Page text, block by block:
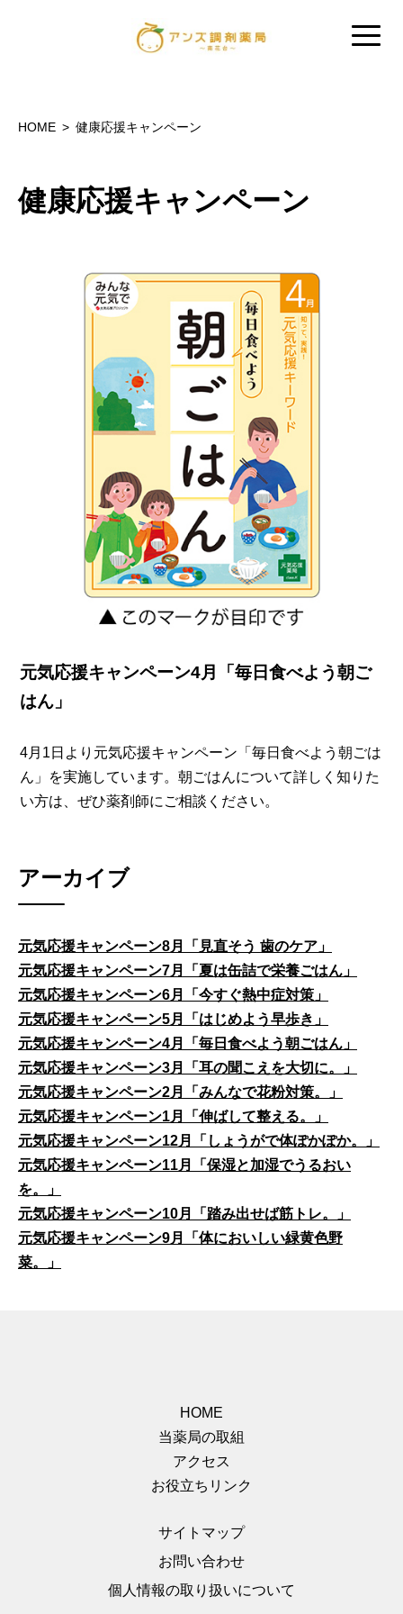
HOME 健康応援キャンペーン
健康応援キャンペーン
元気応援キャンペーン4月「毎日食べよう朝ご
はん」
4月1日より元気応援キャンペーン「毎日食べよう朝ごは
ん」を実施しています。朝ごはんについて詳しく知りた
い方は、ぜひ薬剤師にご相談ください。
アーカイブ
元気応援キャンペーン8月「見直そう 歯のケア」
元気応援キャンペーン7月「夏は缶詰で栄養ごはん」
元気応援キャンペーン6月「今すぐ熱中症対策」
元気応援キャンペーン5月「はじめよう早歩き」
元気応援キャンペーン4月「毎日食べよう朝ごはん」
元気応援キャンペーン3月「耳の聞こえを大切に。」
元気応援キャンペーン2月「みんなで花粉対策。」
元気応援キャンペーン1月「伸ばして整える。」
元気応援キャンペーン12月「しょうがで体ぽかぽか。」
元気応援キャンペーン11月「保湿と加湿でうるおい
を。」
元気応援キャンペーン10月「踏み出せば筋トレ。」
元気応援キャンペーン9月「体においしい緑黄色野
菜。」
HOME
当薬局の取組
アクセス
お役立ちリンク
サイトマップ
お問い合わせ
個人情報の取り扱いについて